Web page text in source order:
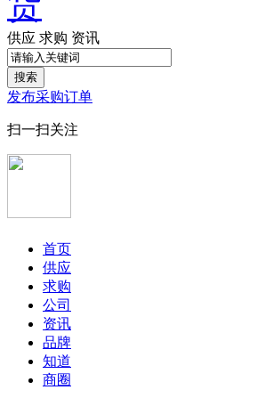
供应 求购 资讯
搜索
发布采购订单
扫一扫关注
首页
供应
求购
公司
资讯
品牌
知道
商圈